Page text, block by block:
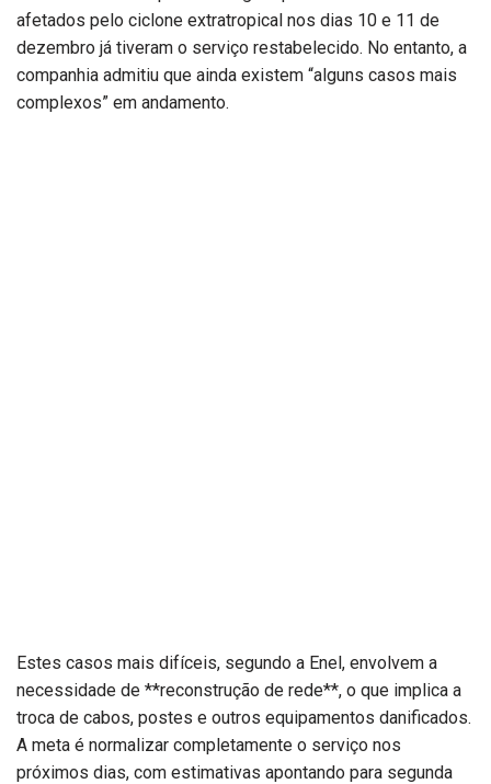
afetados pelo ciclone extratropical nos dias 10 e 11 de
dezembro já tiveram o serviço restabelecido. No entanto, a
companhia admitiu que ainda existem “alguns casos mais
complexos” em andamento.
Estes casos mais difíceis, segundo a Enel, envolvem a
necessidade de **reconstrução de rede**, o que implica a
troca de cabos, postes e outros equipamentos danificados.
A meta é normalizar completamente o serviço nos
próximos dias, com estimativas apontando para segunda